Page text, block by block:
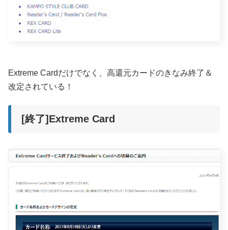
Extreme Cardだけでなく、高還元カードのきなみ終了＆
改定されている！
[終了]Extreme Card